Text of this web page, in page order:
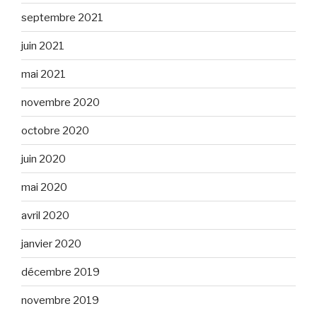
septembre 2021
juin 2021
mai 2021
novembre 2020
octobre 2020
juin 2020
mai 2020
avril 2020
janvier 2020
décembre 2019
novembre 2019